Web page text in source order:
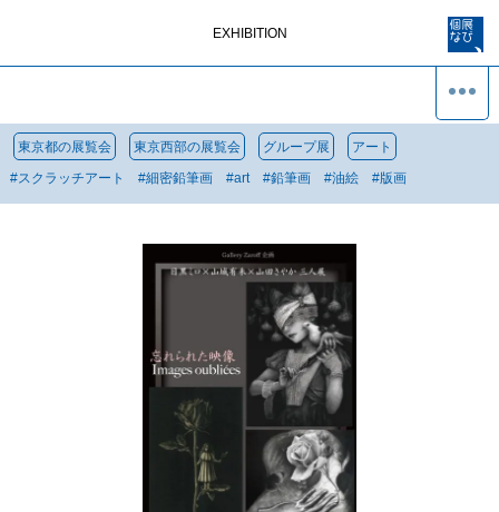
EXHIBITION
東京都の展覧会 東京西部の展覧会 グループ展 アート
#スクラッチアート #細密鉛筆画 #art #鉛筆画 #油絵 #版画